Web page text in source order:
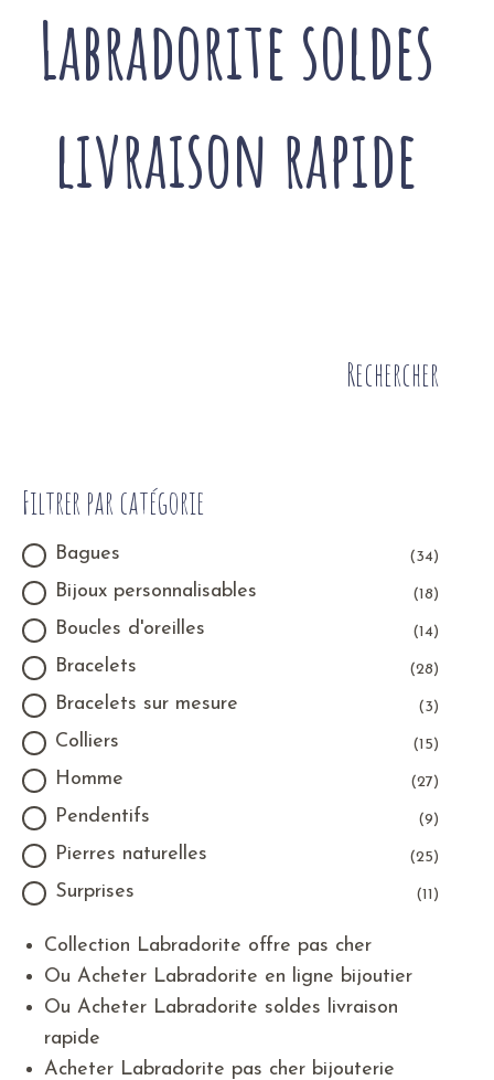
Labradorite soldes
livraison rapide
Rechercher
Filtrer par catégorie
Bagues (34)
Bijoux personnalisables (18)
Boucles d'oreilles (14)
Bracelets (28)
Bracelets sur mesure (3)
Colliers (15)
Homme (27)
Pendentifs (9)
Pierres naturelles (25)
Surprises (11)
Collection Labradorite offre pas cher
Ou Acheter Labradorite en ligne bijoutier
Ou Acheter Labradorite soldes livraison
rapide
Acheter Labradorite pas cher bijouterie